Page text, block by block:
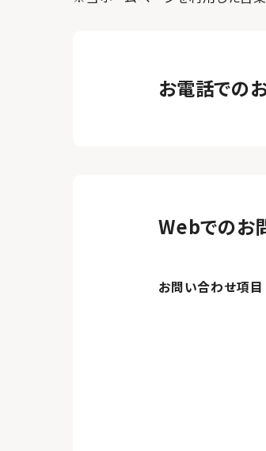
お電話での
Webでのお
お問い合わせ項目